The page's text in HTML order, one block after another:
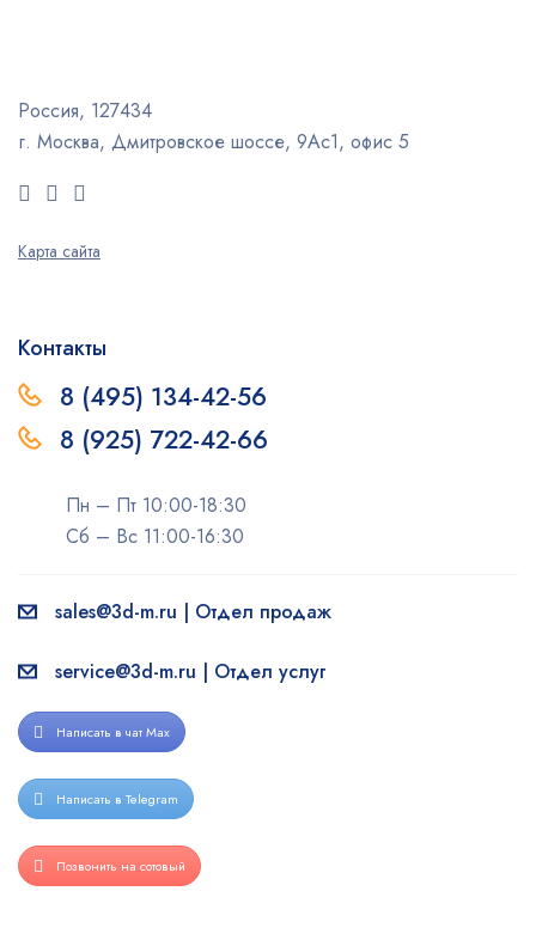
Россия, 127434
г. Москва, Дмитровское шоссе, 9Ас1, офис 5
Карта сайта
Контакты
8 (495) 134-42-56
8 (925) 722-42-66
Пн – Пт 10:00-18:30
Сб – Вс 11:00-16:30
sales@3d-m.ru | Отдел продаж
service@3d-m.ru | Отдел услуг
Написать в чат Max
Написать в Telegram
Позвонить на сотовый